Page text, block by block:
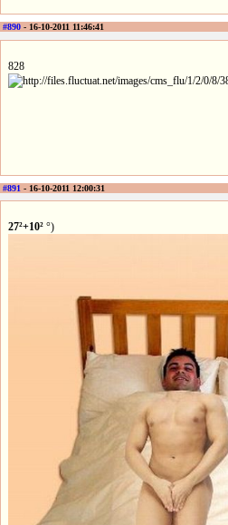
#890 - 16-10-2011 11:46:41
828
#891 - 16-10-2011 12:00:31
27²+10² °)